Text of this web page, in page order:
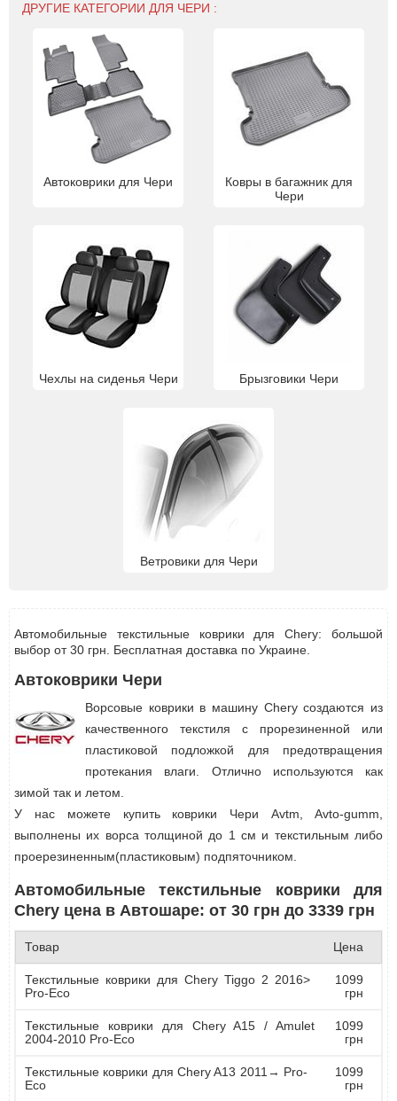
ДРУГИЕ КАТЕГОРИИ ДЛЯ ЧЕРИ :
Автоковрики для Чери
Ковры в багажник для
Чери
Чехлы на сиденья Чери Брызговики Чери
Ветровики для Чери
Автомобильные текстильные коврики для Chery: большой
выбор от 30 грн. Бесплатная доставка по Украине.
Автоковрики Чери
Ворсовые коврики в машину Chery создаются из
качественного текстиля с прорезиненной или
пластиковой подложкой для предотвращения
протекания влаги. Отлично используются как
зимой так и летом.
У нас можете купить коврики Чери Avtm, Avto-gumm,
выполнены их ворса толщиной до 1 см и текстильным либо
проерезиненным(пластиковым) подпяточником.
Автомобильные текстильные коврики для
Chery цена в Автошаре: от 30 грн до 3339 грн
Товар Цена
Текстильные коврики для Chery Tiggo 2 2016>
Pro-Eco
1099
грн
Текстильные коврики для Chery A15 / Amulet
2004-2010 Pro-Eco
1099
грн
Текстильные коврики для Chery A13 2011→ Pro-
Eco
1099
грн